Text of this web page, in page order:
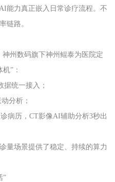
能力真正嵌入日常诊疗流程。不
链路。
州数码旗下神州鲲泰为医院定
”：
据统一接入；
分析；
病历，CT影像AI辅助分析3秒出
量场景提供了稳定、持续的算力
”